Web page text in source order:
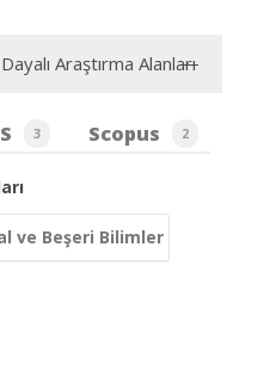
Araştırma Alanları
3 Scopus 2
ve Beşeri Bilimler